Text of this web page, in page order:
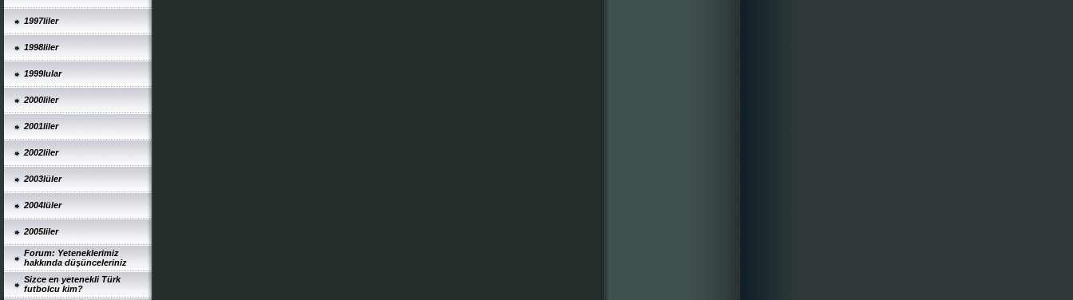
1997liler
1998liler
1999lular
2000liler
2001liler
2002liler
2003lüler
2004lüler
2005liler
Forum: Yeteneklerimiz
hakkında düşünceleriniz
Sizce en yetenekli Türk
futbolcu kim?